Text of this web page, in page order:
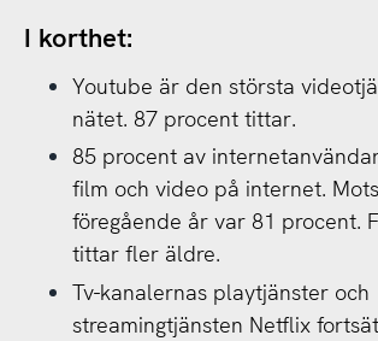
I korthet:
Youtube är den största
nätet. 87 procent tittar.
85 procent av
film och video på internet.
föregående år var 81 procent.
tittar fler äldre.
Tv-kanalernas playtjänster och
streamingtjänsten Netflix